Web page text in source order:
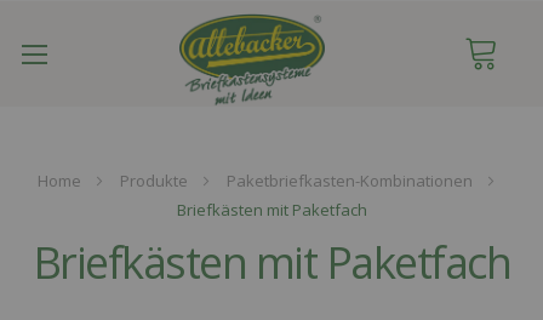
Home Produkte
Paketbriefkasten-Kombinationen
Briefkästen mit Paketfach
Briefkästen mit Paketfach